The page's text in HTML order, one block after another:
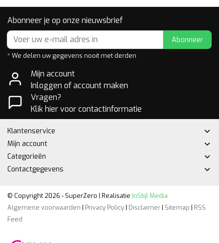
Abonneer je op onze nieuwsbrief
Abonneer
* We delen uw gegevens nooit met derden
Mijn account
Inloggen of account maken
Vragen?
Klik hier voor contactinformatie
Klantenservice
Mijn account
Categorieën
Contactgegevens
© Copyright 2026 - SuperZero | Realisatie InStijl Media
Algemene voorwaarden | Privacy Policy| Disclaimer| Sitemap | RSS
Feed